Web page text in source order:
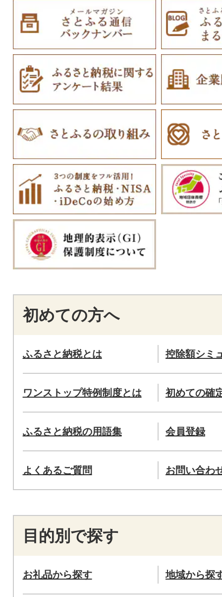
初めての方へ
ふるさと納税とは 控除額シミ
ワンストップ特例制度とは 初めての確
ふるさと納税の用語集 会員登録
よくあるご質問 お問い合わ
目的別で探す
お礼品から探す 地域から探